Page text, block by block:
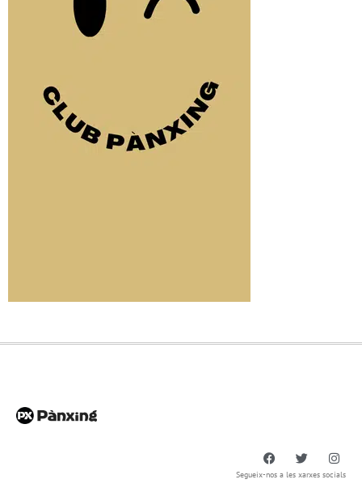
Segueix-nos a les xarxes socials